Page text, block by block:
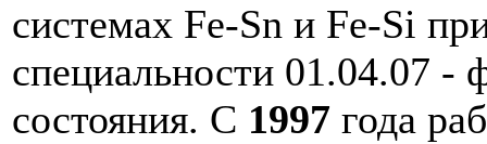
системах Fe-Sn и Fe-Si
специальности 01.04.07 -
состояния. С 1997 года